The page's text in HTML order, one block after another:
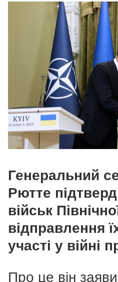
Генеральний
Рютте
військ
відправлення
участі у війні
Про це він